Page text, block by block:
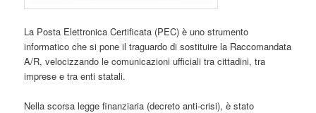
La Posta Elettronica Certificata (PEC) è uno strumento
informatico che si pone il traguardo di sostituire la Raccomandata
A/R, velocizzando le comunicazioni ufficiali tra cittadini, tra
imprese e tra enti statali.
Nella scorsa legge finanziaria (decreto anti-crisi), è stato